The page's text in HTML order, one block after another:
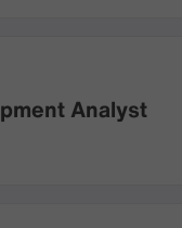
Analyst